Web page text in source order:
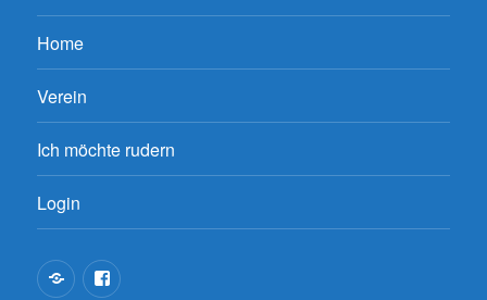
Home
Verein
Ich möchte rudern
Login
KontaktPapenburger